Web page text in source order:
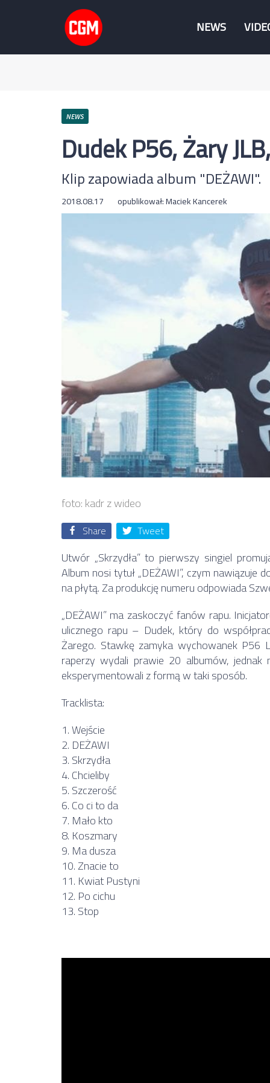
NEWS
NEWS
Dudek P56, Żary
Klip zapowiada album "DEŻAWI".
2018.08.17 opublikował:Maciek Kancerek
foto: kadr z wideo
Share Tweet
Utwór „Skrzydła” to pierwszy singiel
Album nosi tytuł „DEŻAWI”, czym
na płytą. Za produkcję numeru odpowiada
„DEŻAWI” ma zaskoczyć fanów rapu.
ulicznego rapu – Dudek, który do
Żarego. Stawkę zamyka wychowanek P56
raperzy wydali prawie 20 albumów,
eksperymentowali z formą w taki sposób.
Tracklista:
1. Wejście
2. DEŻAWI
3. Skrzydła
4. Chcieliby
5. Szczerość
6. Co ci to da
7. Mało kto
8. Koszmary
9. Ma dusza
10. Znacie to
11. Kwiat Pustyni
12. Po cichu
13. Stop